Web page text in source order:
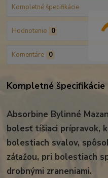
Kompletné špecifikácie
Hodnotenie 0
Komentáre 0
Kompletné špecifikácie
Absorbine Bylinné
bolesť tíšiaci prípravok,
bolestiach svalov,
záťažou, pri bolestiach
drobnými zraneniami.